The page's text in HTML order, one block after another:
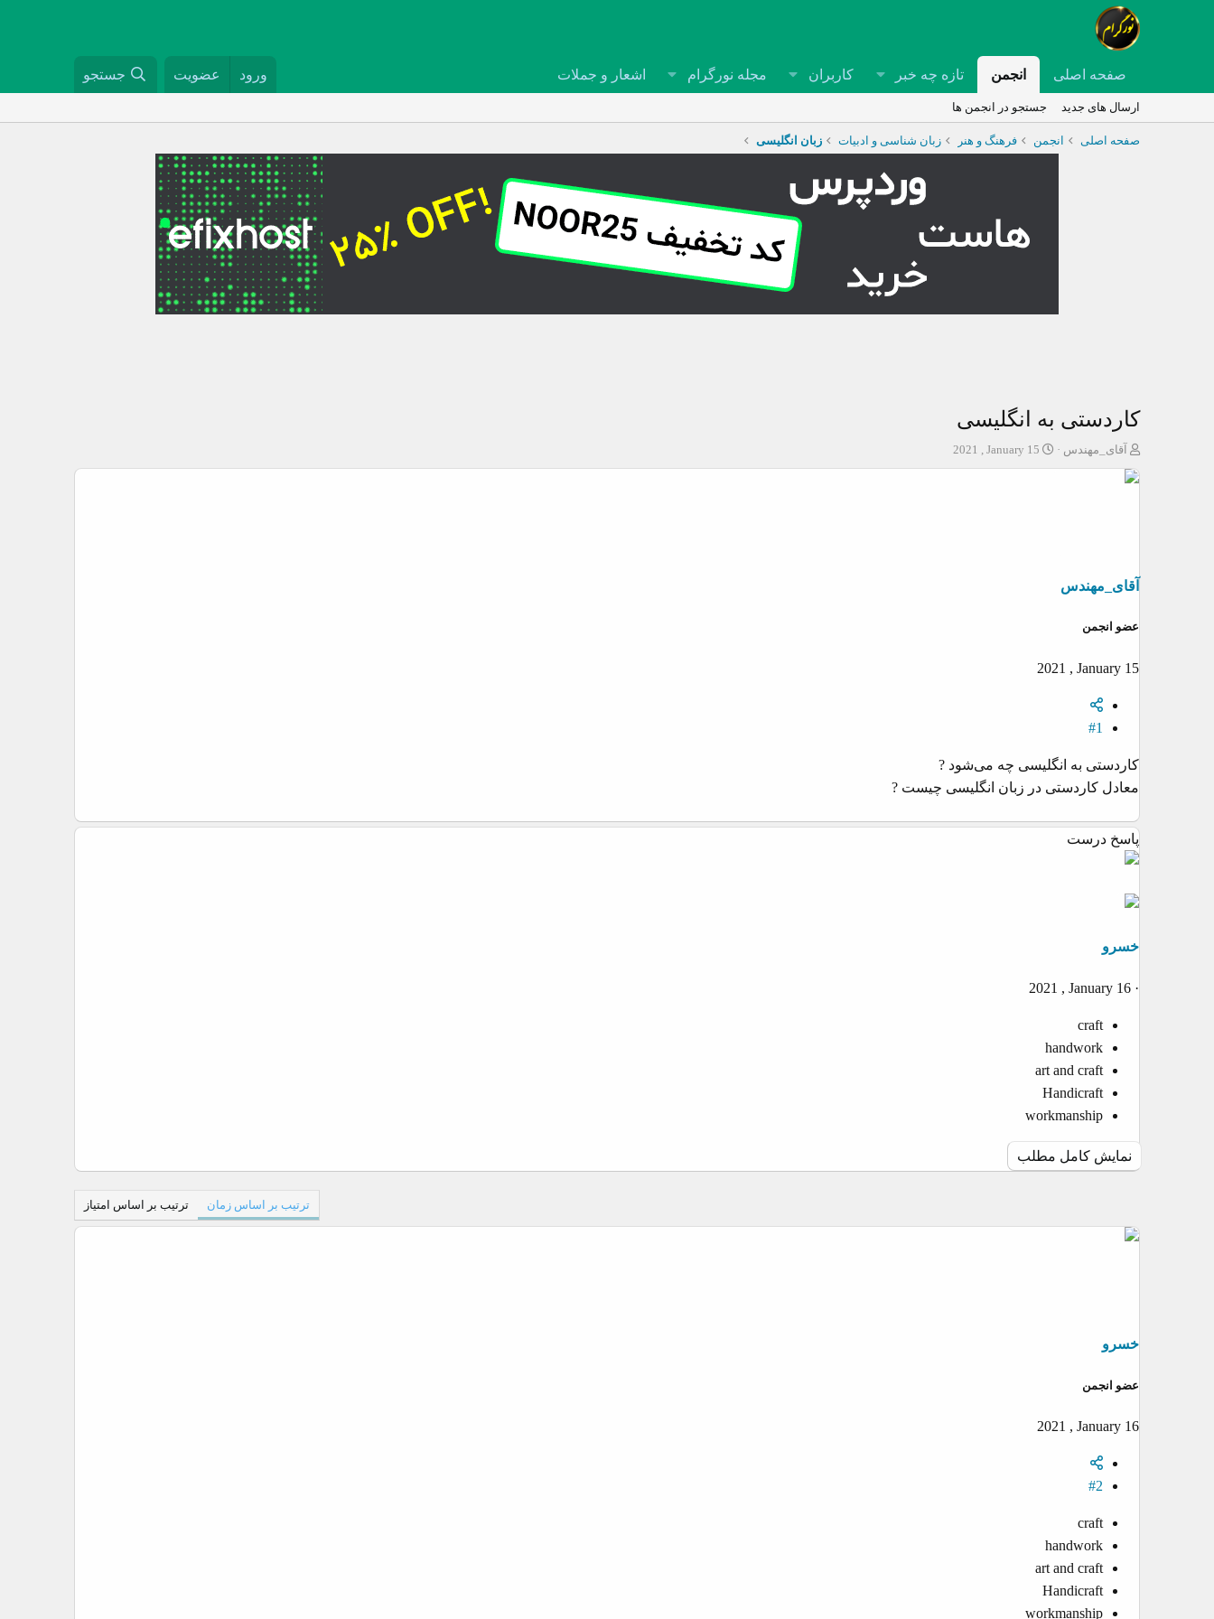
صفحه اصلی انجمن تازه چه خبر کاربران مجله نورگرام اشعار و جملات ورود عضویت جستجو
ارسال های جدید جستجو در انجمن ها
صفحه اصلی انجمن فرهنگ و هنر زبان شناسی و ادبیات زبان انگلیسی
کاردستی به انگلیسی
ش
ر
و
ه
و
و
آقای_مهندس
ت
ا
2021 , January 15
آقای_مهندس
عضو انجمن
2021 , January 15
#1
کاردستی به انگلیسی چه می‌شود ?
معادل کاردستی در زبان انگلیسی چیست ?
پاسخ درست
خسرو
2021 , January 16
craft
handwork
art and craft
Handicraft
workmanship
نمایش کامل مطلب
ترتیب بر اساس زمان ترتیب بر اساس امتیاز
خسرو
عضو انجمن
2021 , January 16
#2
craft
handwork
art and craft
Handicraft
workmanship